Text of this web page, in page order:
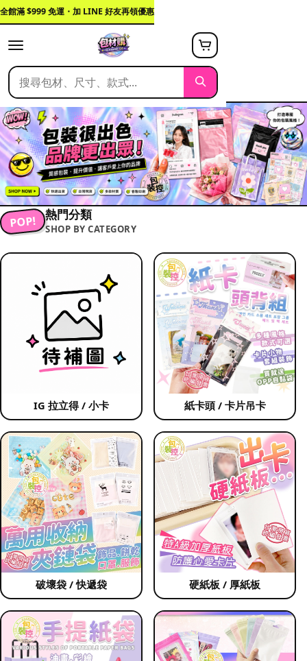
全館滿 $999 免運・加 LINE 好友再領優惠
POP! 熱門分類
SHOP BY CATEGORY
IG 拉立得 / 小卡 紙卡頭 / 卡片吊卡
破壞袋 / 快遞袋 硬紙板 / 厚紙板